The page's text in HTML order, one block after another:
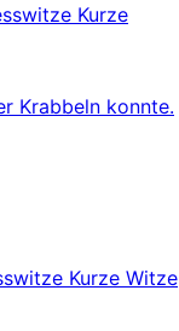
Kurze
Krabbeln konnte.
Kurze Witze